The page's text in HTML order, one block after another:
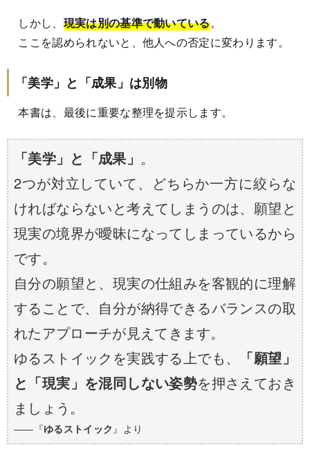
しかし、 現実は別の基準で動いている。
ここを認められないと、他人への否定に変わります。
「美学」と「成果」は別物
本書は、最後に重要な整理を提示します。
「美学」と「成果」 。
2つが対立していて、どちらか一方に絞らな
ければならないと考えてしまうのは、願望と
現実の境界が曖昧になってしまっているから
です。
自分の願望と、現実の仕組みを客観的に理解
することで、自分が納得できるバランスの取
れたアプローチが見えてきます。
ゆるストイックを実践する上でも、
「願望」
と「現実」を混同しない姿勢を押さえておき
ましょう。
――『ゆるストイック 』より